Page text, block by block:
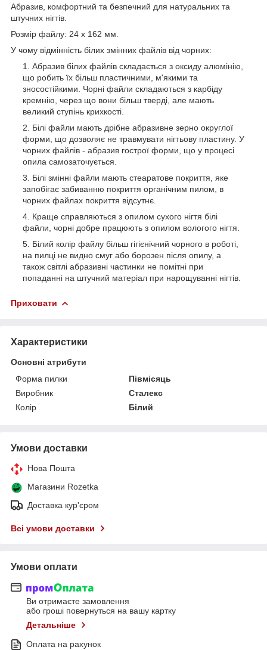
Абразив, комфортний та безпечний для натуральних та
штучних нігтів.
Розмір файлу: 24 х 162 мм.
У чому відмінність білих змінних файлів від чорних:
Абразив білих файлів складається з оксиду алюмінію,
що робить їх більш пластичними, м'якими та
зносостійкими. Чорні файли складаються з карбіду
кремнію, через що вони більш тверді, але мають
великий ступінь крихкості.
Білі файли мають дрібне абразивне зерно округлої
форми, що дозволяє не травмувати нігтьову пластину. У
чорних файлів - абразив гострої форми, що у процесі
опила самозаточується.
Білі змінні файли мають стеаратове покриття, яке
запобігає забиванню покриття органічним пилом, в
чорних файлах покриття відсутнє.
Краще справляються з опилом сухого нігтя білі
файли, чорні добре працюють з опилом вологого нігтя.
Білий колір файлу більш гігієнічний чорного в роботі,
на пилці не видно смуг або борозен після опилу, а
також світлі абразивні частинки не помітні при
попаданні на штучний матеріал при нарощуванні нігтів.
Приховати
Характеристики
Основні атрибути
Форма пилки
Півмісяць
Виробник
Сталекс
Колір
Білий
Умови доставки
Нова Пошта
Магазини Rozetka
Доставка кур'єром
Всі умови доставки
Умови оплати
Ви отримаєте замовлення
або гроші повернуться на вашу картку
Детальніше
Оплата на рахунок